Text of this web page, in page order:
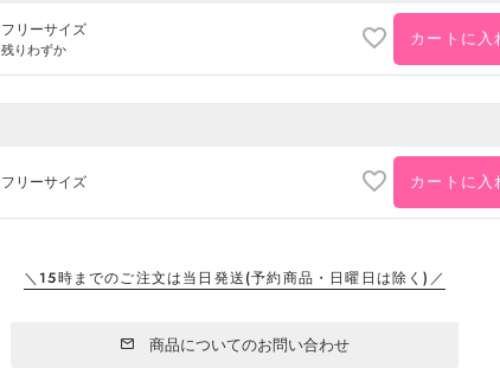
フリーサイズ
残りわずか カートに入
フリーサイズ カートに入
＼15時までのご注文は当日発送(予約商品・日曜日は除く)／
商品についてのお問い合わせ